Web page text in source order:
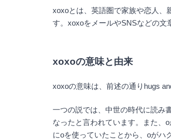
xoxoとは、英語圏で家族や恋人、
す。xoxoをメールやSNSなどの文
xoxoの意味と由来
xoxoの意味は、前述の通りhugs
一つの説では、中世の時代に読み
なったと言われています。また、
にoを使っていたことから、oがハ